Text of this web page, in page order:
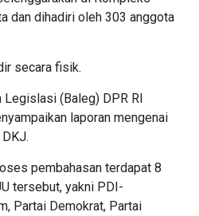
dan dihadiri oleh 303 anggota
secara fisik.
Legislasi (Baleg) DPR RI
laporan mengenai
pembahasan terdapat 8
tersebut, yakni PDI-
Partai Demokrat, Partai